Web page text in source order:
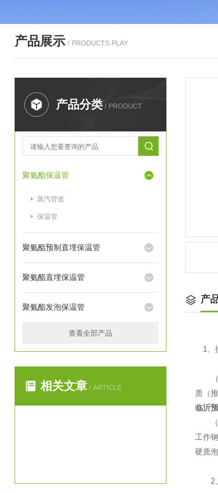
产品展示 / PRODUCTS PLAY
产品分类 / PRODUCT
聚氨酯保温管
蒸汽管道
保温管
聚氨酯预制直埋保温管
聚氨酯直埋保温管
聚氨酯发泡保温管
查看全部产品
相关文章 / ARTICLE
产
1、
（1
质（
临沂
（2
工作
硬质
2、